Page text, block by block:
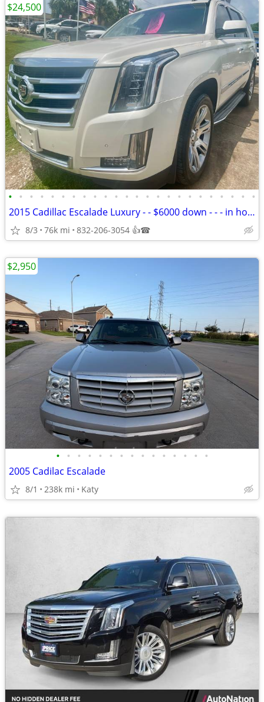
• • • • • • • • • • • • • • • • • • • • • • • •
2015 Cadillac Escalade Luxury - - $6000 down - - - in house finance
8/3 76k mi 832-206-3054 👍☎
$24,500
• • • • • • • • • • • • • • •
2005 Cadilac Escalade
8/1 238k mi Katy
$2,950